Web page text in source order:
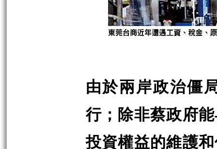
由於兩岸政治僵
行；除非蔡政府
投資權益的維護